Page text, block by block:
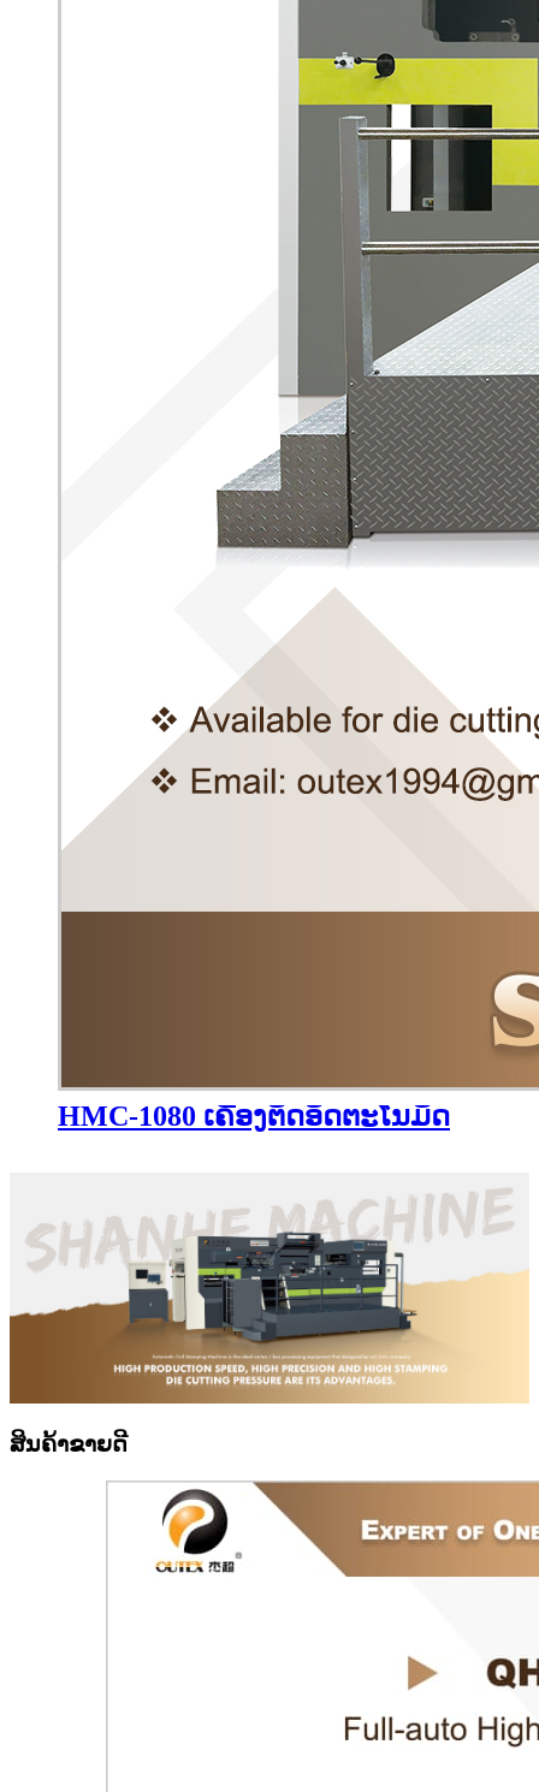
HMC-1080 ເຄື່ອງຕັດອັດຕະໂນມັດ
ສິນຄ້າຂາຍດີ